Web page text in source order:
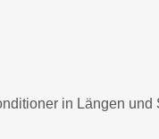
in Längen